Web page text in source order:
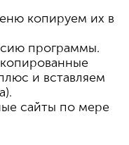
копируем их в
программы.
и вставляем
сайты по мере